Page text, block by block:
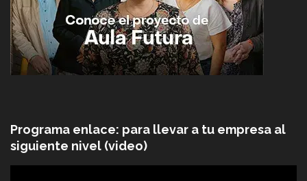
Programa enlace: para llevar a tu empresa al
siguiente nivel (video)